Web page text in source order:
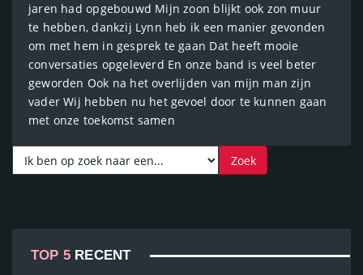
jaren had opgebouwd Mijn zoon blijkt ook zon muur
te hebben, dankzij Lynn heb ik een manier gevonden
om met hem in gesprek te gaan Dat heeft mooie
conversaties opgeleverd En onze band is veel beter
geworden Ook na het overlijden van mijn man zijn
vader Wij hebben nu het gevoel door te kunnen gaan
met onze toekomst samen
TOP 5 RECENT